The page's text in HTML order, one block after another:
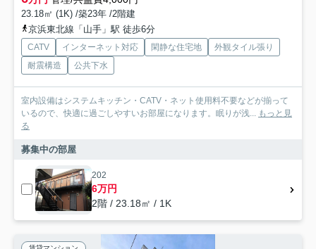
23.18㎡ (1K) /築23年 /2階建
京浜東北線「山手」駅 徒歩6分
CATV インターネット対応 閑静な住宅地
外観タイル張り
耐震構造
公共下水
室内設備はシステムキッチン・CATV・ネット使用料不要などが揃って
いるので、快適に過ごしやすいお部屋になります。眠りが浅...
もっと見
る
募集中の部屋
202
6万円
2階 / 23.18㎡ / 1K